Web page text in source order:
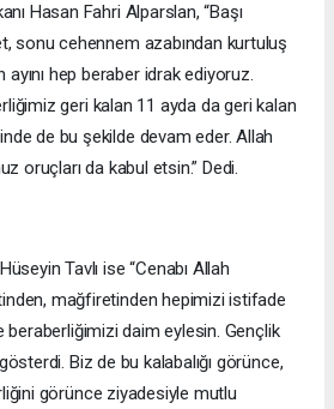
Hasan Fahri Alparslan, “Başı
sonu cehennem azabından kurtuluş
hep beraber idrak ediyoruz.
geri kalan 11 ayda da geri kalan
de bu şekilde devam eder. Allah
oruçları da kabul etsin.” Dedi.
Tavlı ise “Cenabı Allah
mağfiretinden hepimizi istifade
beraberliğimizi daim eylesin. Gençlik
Biz de bu kalabalığı görünce,
görünce ziyadesiyle mutlu